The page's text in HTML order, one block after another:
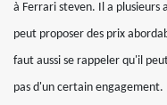
à Ferrari steven. Il a plusieurs
peut proposer des prix
faut aussi se rappeler qu'il
pas d'un certain engagement.